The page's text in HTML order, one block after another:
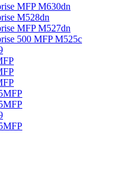
MFP M630dn
M528dn
MFP M527dn
500 MFP M525c